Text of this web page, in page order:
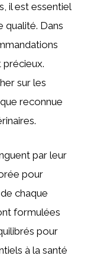
il est essentiel
qualité. Dans
précieux.
sur les
reconnue
par leur
pour
chaque
formulées
pour
à la santé